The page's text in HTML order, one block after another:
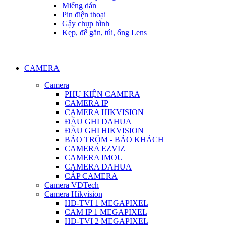
Miếng dán
Pin điện thoại
Gậy chụp hình
Kẹp, đế gắn, túi, ống Lens
CAMERA
Camera
PHỤ KIỆN CAMERA
CAMERA IP
CAMERA HIKVISION
ĐẦU GHI DAHUA
ĐẦU GHI HIKVISION
BÁO TRỘM - BÁO KHÁCH
CAMERA EZVIZ
CAMERA IMOU
CAMERA DAHUA
CÁP CAMERA
Camera VDTech
Camera Hikvision
HD-TVI 1 MEGAPIXEL
CAM IP 1 MEGAPIXEL
HD-TVI 2 MEGAPIXEL